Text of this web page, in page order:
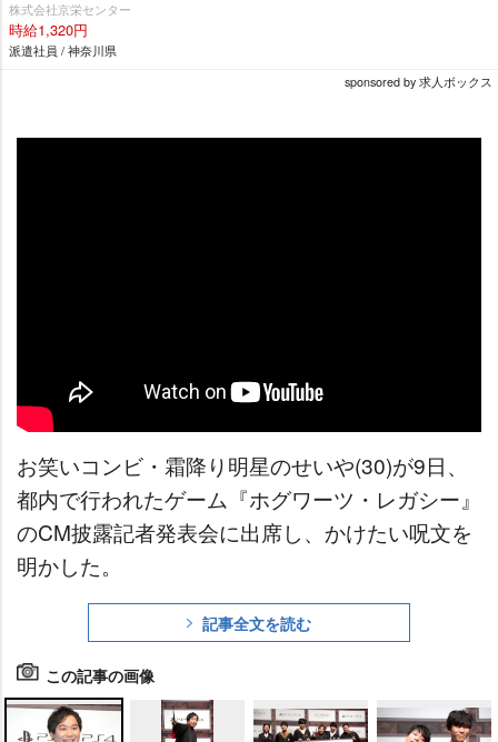
株式会社京栄センター
時給1,320円
派遣社員 / 神奈川県
sponsored by 求人ボックス
お笑いコンビ・霜降り明星のせいや(30)が9日、
都内で行われたゲーム『ホグワーツ・レガシー』
のCM披露記者発表会に出席し、かけたい呪文を
明かした。
記事全文を読む
この記事の画像